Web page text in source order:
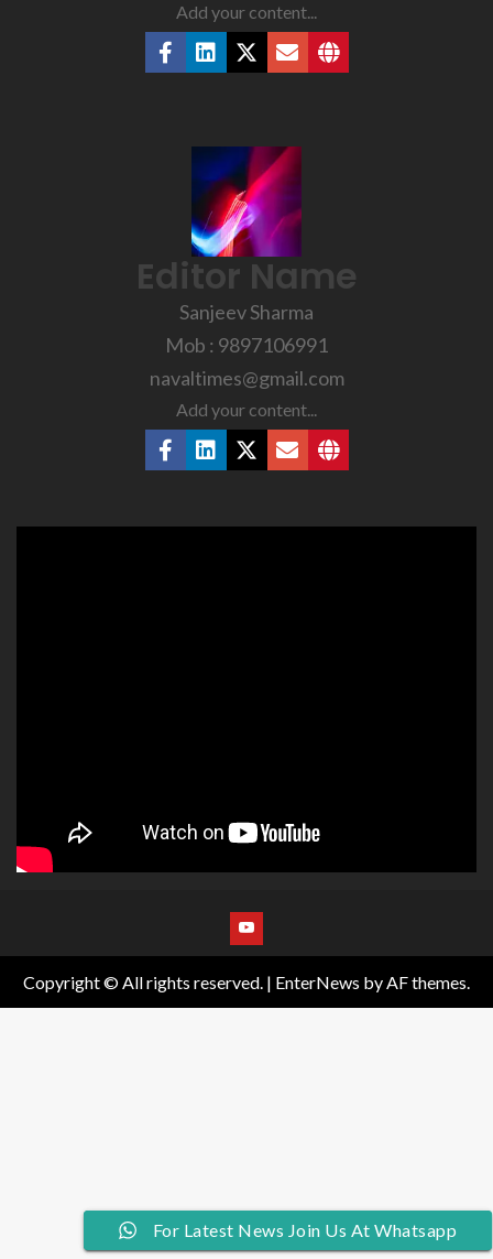
Add your content...
Editor Name
Sanjeev Sharma
Mob : 9897106991
navaltimes@gmail.com
Add your content...
Copyright © All rights reserved. | EnterNews by AF themes.
Join Us At Whatsapp For Latest News
For Latest News Join Us At Whatsapp